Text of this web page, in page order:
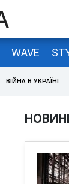
WAVE
ВІЙНА В УКРАЇНІ